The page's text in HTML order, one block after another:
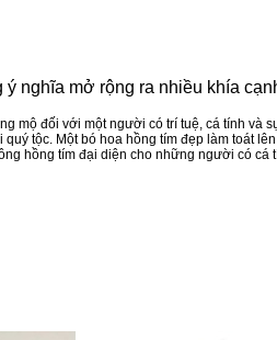
nghĩa mở rộng ra nhiều khía
mộ đối với một người có trí tuệ, cá tính và
tộc. Một bó hoa hồng tím đẹp làm toát
hồng tím đại diện cho những người có